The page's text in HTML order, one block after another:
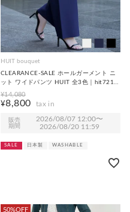
HUIT bouquet
CLEARANCE-SALE ホールガーメント ニ
ット ワイドパンツ HUIT 全3色｜hit721-
0240【1】
¥14,080
¥8,800
販売
期間
2026/08/07 12:00〜
2026/08/20 11:59
SALE 日本製 WASHABLE
50%OFF